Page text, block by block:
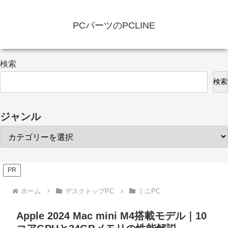
PCパーツのPCLINE
検索
検索
ジャンル
PR
ホーム デスクトップPC ミニPC
Apple 2024 Mac mini M4搭載モデル｜10